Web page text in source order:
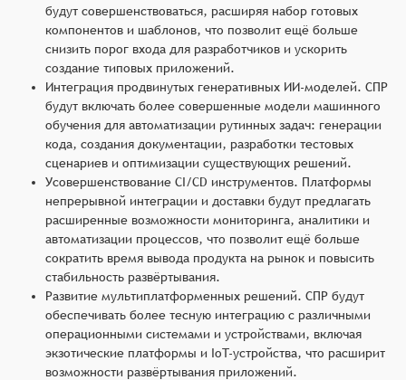
будут совершенствоваться, расширяя набор готовых
компонентов и шаблонов, что позволит ещё больше
снизить порог входа для разработчиков и ускорить
создание типовых приложений.
Интеграция продвинутых генеративных ИИ-моделей. СПР
будут включать более совершенные модели машинного
обучения для автоматизации рутинных задач: генерации
кода, создания документации, разработки тестовых
сценариев и оптимизации существующих решений.
Усовершенствование CI/CD инструментов. Платформы
непрерывной интеграции и доставки будут предлагать
расширенные возможности мониторинга, аналитики и
автоматизации процессов, что позволит ещё больше
сократить время вывода продукта на рынок и повысить
стабильность развёртывания.
Развитие мультиплатформенных решений. СПР будут
обеспечивать более тесную интеграцию с различными
операционными системами и устройствами, включая
экзотические платформы и IoT-устройства, что расширит
возможности развёртывания приложений.